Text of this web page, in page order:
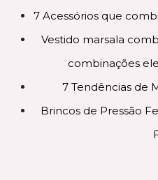
7 Acessórios que
Vestido marsala
combinações
7 Tendências de
Brincos de Pressão